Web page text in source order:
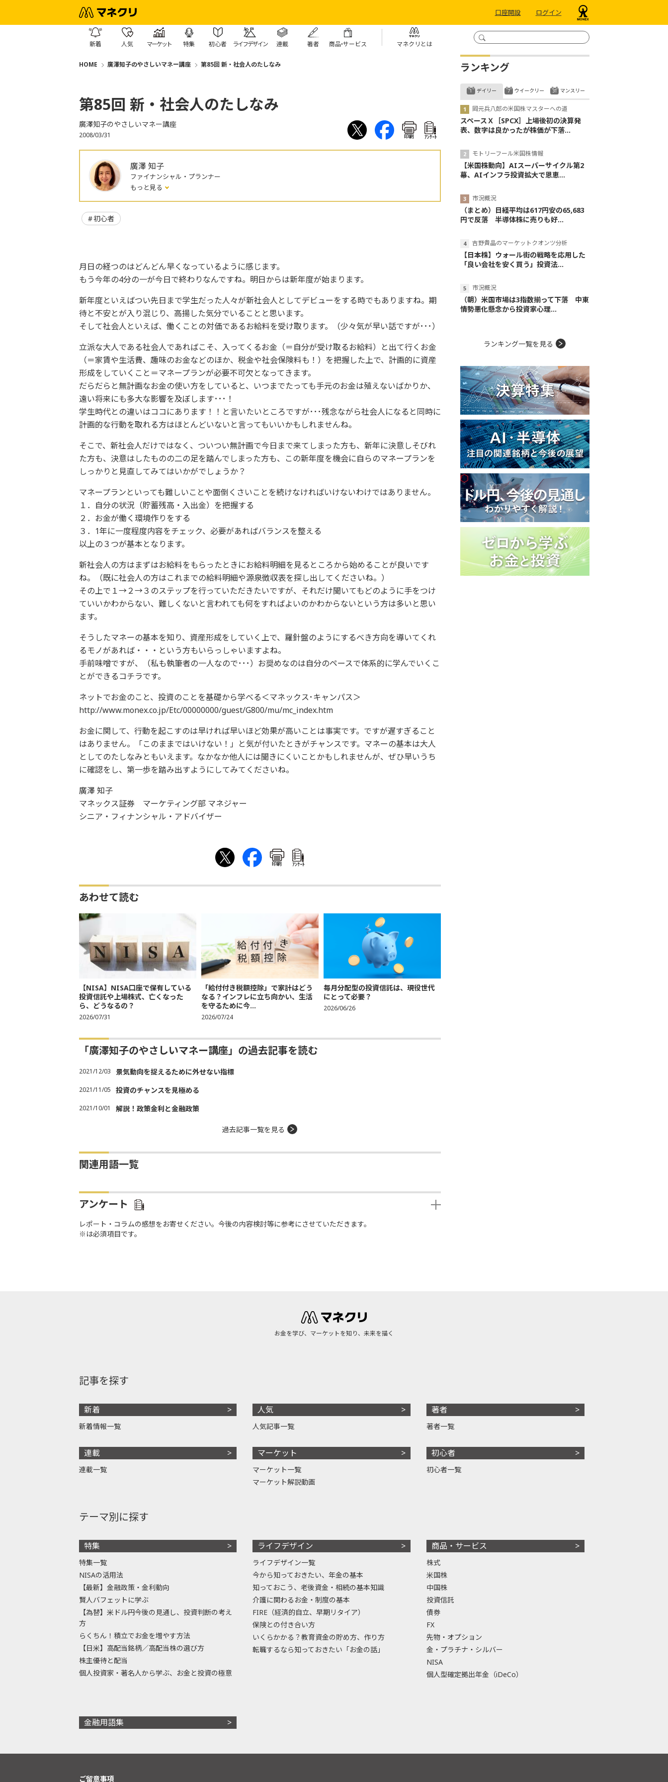
口座開設 ログイン
新着 人気 マーケット 特集 初心者 ライフデザイン 連載 著者 商品・サービス マネクリとは
HOME 廣澤知子のやさしいマネー講座 第85回 新・社会人のたしなみ
第85回 新・社会人のたしなみ
廣澤知子のやさしいマネー講座
2008/03/31 印刷 ｱﾝｹｰﾄ
廣澤 知子
ファイナンシャル・プランナー
もっと見る
初心者
月日の経つのはどんどん早くなっているように感じます。
もう今年の4分の一が今日で終わりなんですね。明日からは新年度が始まります。
新年度といえばつい先日まで学生だった人々が新社会人としてデビューをする時でもありますね。期
待と不安とが入り混じり、高揚した気分でいることと思います。
そして社会人といえば、働くことの対価であるお給料を受け取ります。（少々気が早い話ですが･･･）
立派な大人である社会人であればこそ、入ってくるお金（＝自分が受け取るお給料）と出て行くお金
（＝家賃や生活費、趣味のお金などのほか、税金や社会保険料も！）を把握した上で、計画的に資産
形成をしていくこと＝マネープランが必要不可欠となってきます。
だらだらと無計画なお金の使い方をしていると、いつまでたっても手元のお金は殖えないばかりか、
遠い将来にも多大な影響を及ぼします･･･！
学生時代との違いはココにあります！！と言いたいところですが･･･残念ながら社会人になると同時に
計画的な行動を取れる方はほとんどいないと言ってもいいかもしれませんね。
そこで、新社会人だけではなく、ついつい無計画で今日まで来てしまった方も、新年に決意しそびれ
た方も、決意はしたものの二の足を踏んでしまった方も、この新年度を機会に自らのマネープランを
しっかりと見直してみてはいかがでしょうか？
マネープランといっても難しいことや面倒くさいことを続けなければいけないわけではありません。
１．自分の状況（貯蓄残高・入出金）を把握する
２．お金が働く環境作りをする
３．1年に一度程度内容をチェック、必要があればバランスを整える
以上の３つが基本となります。
新社会人の方はまずはお給料をもらったときにお給料明細を見るところから始めることが良いです
ね。（既に社会人の方はこれまでの給料明細や源泉徴収表を探し出してくださいね。）
その上で１→２→３のステップを行っていただきたいですが、それだけ聞いてもどのように手をつけ
ていいかわからない、難しくないと言われても何をすればよいのかわからないという方は多いと思い
ます。
そうしたマネーの基本を知り、資産形成をしていく上で、羅針盤のようにするべき方向を導いてくれ
るモノがあれば・・・という方もいらっしゃいますよね。
手前味噌ですが、（私も執筆者の一人なので･･･）お奨めなのは自分のペースで体系的に学んでいくこ
とができるコチラです。
ネットでお金のこと、投資のことを基礎から学べる＜マネックス･キャンパス＞
http://www.monex.co.jp/Etc/00000000/guest/G800/mu/mc_index.htm
お金に関して、行動を起こすのは早ければ早いほど効果が高いことは事実です。ですが遅すぎること
はありません。「このままではいけない！」と気が付いたときがチャンスです。マネーの基本は大人
としてのたしなみともいえます。なかなか他人には聞きにくいことかもしれませんが、ぜひ早いうち
に確認をし、第一歩を踏み出すようにしてみてくださいね。
廣澤 知子
マネックス証券 マーケティング部 マネジャー
シニア・フィナンシャル・アドバイザー
印刷 ｱﾝｹｰﾄ
あわせて読む
【NISA】NISA口座で保有している
投資信託や上場株式、亡くなった
ら、どうなるの？
2026/07/31
「給付付き税額控除」で家計はどう
なる？インフレに立ち向かい、生活
を守るために今...
2026/07/24
毎月分配型の投資信託は、現役世代
にとって必要？
2026/06/26
「廣澤知子のやさしいマネー講座」の過去記事を読む
2021/12/03 景気動向を捉えるために外せない指標
2021/11/05 投資のチャンスを見極める
2021/10/01 解説！政策金利と金融政策
過去記事一覧を見る
関連用語一覧
アンケート
レポート・コラムの感想をお寄せください。今後の内容検討等に参考にさせていただきます。
※は必須項目です。
ランキング
デイリー
岡元兵八郎の米国株マスターへの道
スペースＸ［SPCX］上場後初の決算発
表、数字は良かったが株価が下落...
モトリーフール米国株情報
【米国株動向】AIスーパーサイクル第2
幕、AIインフラ投資拡大で恩恵...
市況概況
（まとめ）日経平均は617円安の65,683
円で反落 半導体株に売りも好...
吉野貴晶のマーケットクオンツ分析
【日本株】ウォール街の戦略を応用した
「良い会社を安く買う」投資法...
市況概況
（朝）米国市場は3指数揃って下落 中東
情勢悪化懸念から投資家心理...
ウイークリー マンスリー
ランキング一覧を見る
お金を学び、マーケットを知り、未来を描く
記事を探す
新着
新着情報一覧
連載
連載一覧
人気
人気記事一覧
マーケット
マーケット一覧
マーケット解説動画
著者
著者一覧
初心者
初心者一覧
テーマ別に探す
特集
特集一覧
NISAの活用法
【最新】金融政策・金利動向
賢人バフェットに学ぶ
【為替】米ドル円今後の見通し、投資判断の考え
方
らくちん！積立でお金を増やす方法
【日米】高配当銘柄／高配当株の選び方
株主優待と配当
個人投資家・著名人から学ぶ、お金と投資の極意
ライフデザイン
ライフデザイン一覧
今から知っておきたい、年金の基本
知っておこう、老後資金・相続の基本知識
介護に関わるお金・制度の基本
FIRE（経済的自立、早期リタイア）
保険との付き合い方
いくらかかる？教育資金の貯め方、作り方
転職するなら知っておきたい「お金の話」
商品・サービス
株式
米国株
中国株
投資信託
債券
FX
先物・オプション
金・プラチナ・シルバー
NISA
個人型確定拠出年金（iDeCo）
金融用語集
ご留意事項